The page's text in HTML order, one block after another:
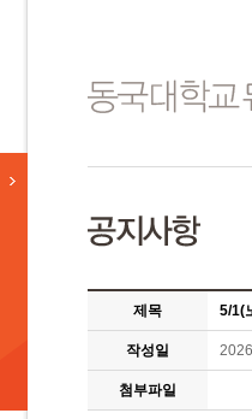
제목 5/1(
작성일
첨부파일